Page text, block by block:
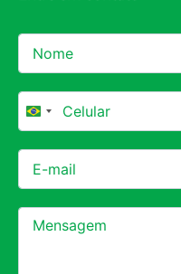
Brazil +55